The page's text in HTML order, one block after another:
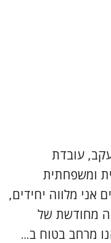
עובדת
ומשפחתית
אני מלווה יחידים,
מחודשת של
מרחב בטוח ב...